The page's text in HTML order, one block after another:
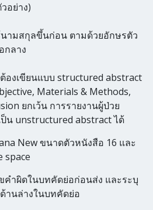
อย่าง)
ามสกุลขึ้นก่อน ตามด้วยอักษรตัว
กลาง
งเขียนแบบ structured abstract
Materials & Methods,
ยกเว้น การรายงานผู้ป่วย
น unstructured abstract ได้
New ขนาดตัวหนังสือ 16 และ
space
ำผิดในบทคัดย่อก่อนส่ง และระบุ
านล่างในบทคัดย่อ